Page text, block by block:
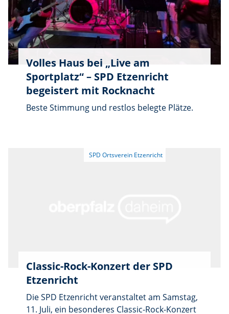
Volles Haus bei „Live am
Sportplatz“ – SPD Etzenricht
begeistert mit Rocknacht
Beste Stimmung und restlos belegte Plätze.
SPD Ortsverein Etzenricht
Classic-Rock-Konzert der SPD
Etzenricht
Die SPD Etzenricht veranstaltet am Samstag,
11. Juli, ein besonderes Classic-Rock-Konzert